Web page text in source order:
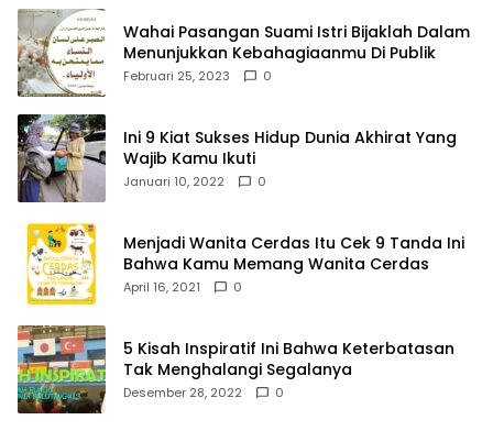
Wahai Pasangan Suami Istri Bijaklah Dalam
Menunjukkan Kebahagiaanmu Di Publik
Februari 25, 2023 0
Ini 9 Kiat Sukses Hidup Dunia Akhirat Yang
Wajib Kamu Ikuti
Januari 10, 2022 0
Menjadi Wanita Cerdas Itu Cek 9 Tanda Ini
Bahwa Kamu Memang Wanita Cerdas
April 16, 2021 0
5 Kisah Inspiratif Ini Bahwa Keterbatasan
Tak Menghalangi Segalanya
Desember 28, 2022 0